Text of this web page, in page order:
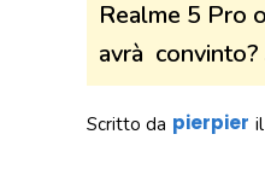
Realme 5 Pro
avrà
Scritto da pierpier il